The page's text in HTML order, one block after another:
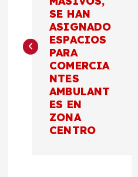
e
SE HAN
ASIGNADO
ESPACIOS
PARA
COMERCIA
NTES
AMBULANT
ES EN
ZONA
CENTRO